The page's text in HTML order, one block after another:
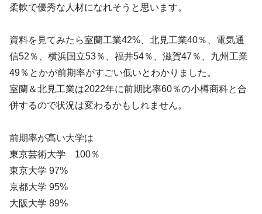
柔軟で優秀な人材になれそうと思います。
資料を見てみたら室蘭工業42%、北見工業40％、電気通
信52％、横浜国立53％、福井54％、滋賀47％、九州工業
49％とかが前期率がすごい低いとわかりました。
室蘭＆北見工業は2022年に前期比率60％の小樽商科と合
併するので状況は変わるかもしれません。
前期率が高い大学は
東京芸術大学 100％
東京大学 97%
京都大学 95%
大阪大学 89%